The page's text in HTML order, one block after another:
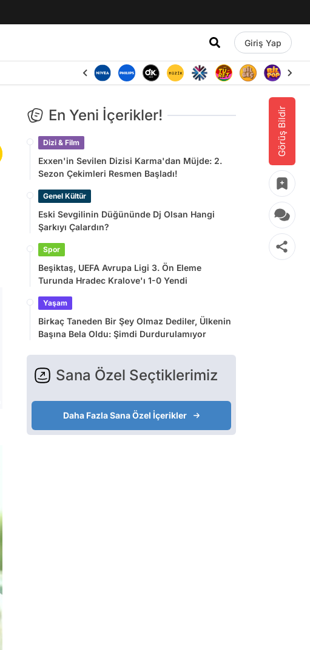
Giriş Yap
Görüş Bildir
En Yeni İçerikler!
Dizi & Film
Exxen'in Sevilen Dizisi Karma'dan Müjde: 2.
Sezon Çekimleri Resmen Başladı!
Genel Kültür
Eski Sevgilinin Düğününde Dj Olsan Hangi
Şarkıyı Çalardın?
Spor
Beşiktaş, UEFA Avrupa Ligi 3. Ön Eleme
Turunda Hradec Kralove'ı 1-0 Yendi
Yaşam
Birkaç Taneden Bir Şey Olmaz Dediler, Ülkenin
Başına Bela Oldu: Şimdi Durdurulamıyor
Sana Özel Seçtiklerimiz
Daha Fazla Sana Özel İçerikler